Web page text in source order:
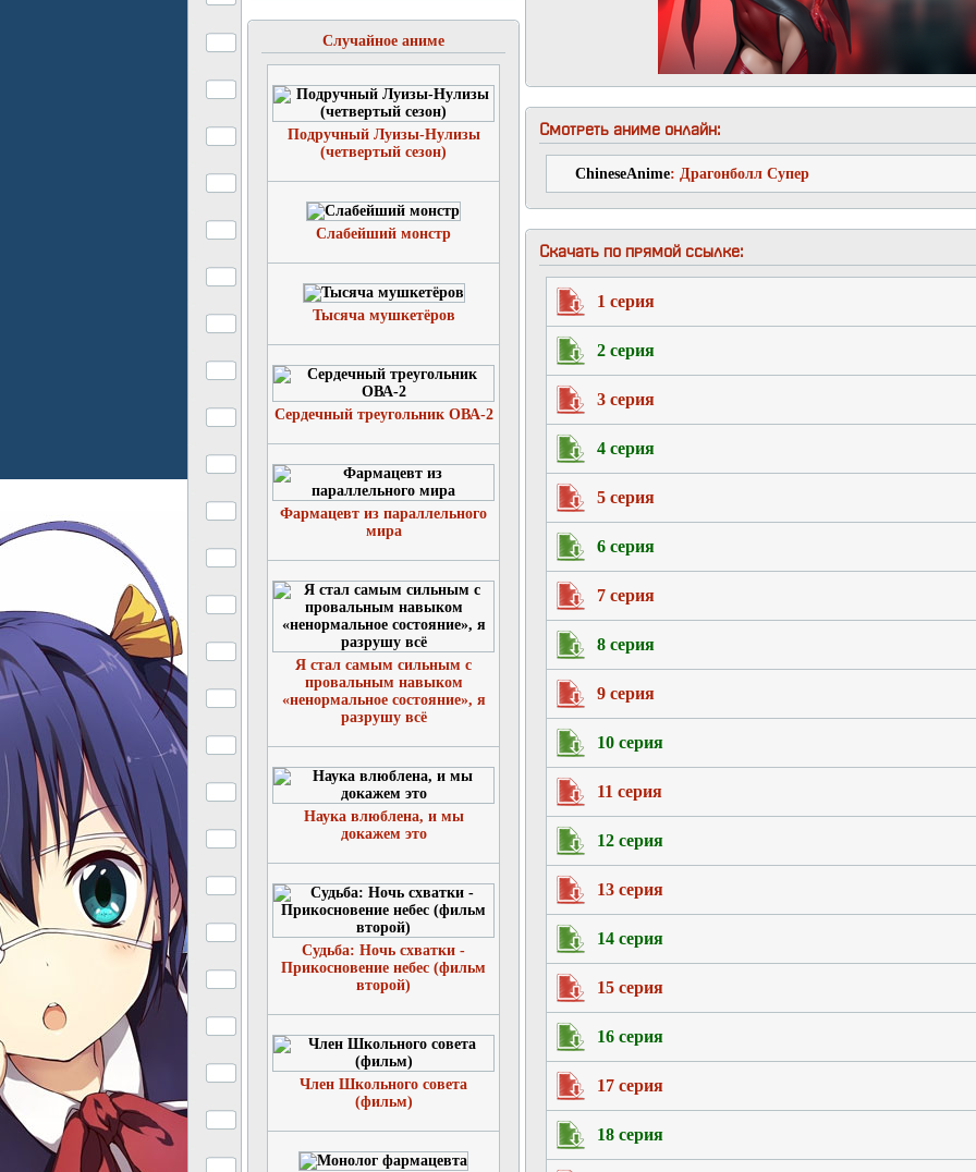
Случайное аниме
Подручный Луизы-Нулизы
(четвертый сезон)
Слабейший монстр
Тысяча мушкетёров
Сердечный треугольник ОВА-2
Фармацевт из параллельного
мира
Я стал самым сильным с
провальным навыком
«ненормальное состояние», я
разрушу всё
Наука влюблена, и мы
докажем это
Судьба: Ночь схватки -
Прикосновение небес (фильм
второй)
Член Школьного совета
(фильм)
Смотреть аниме онлайн:
ChineseAnime: Драгонболл Супер
Скачать по прямой ссылке:
1 серия
2 серия
3 серия
4 серия
5 серия
6 серия
7 серия
8 серия
9 серия
10 серия
11 серия
12 серия
13 серия
14 серия
15 серия
16 серия
17 серия
18 серия